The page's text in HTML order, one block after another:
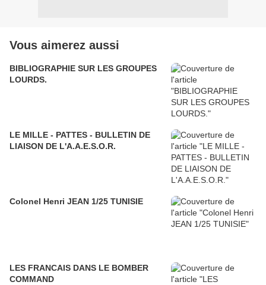
Vous aimerez aussi
BIBLIOGRAPHIE SUR LES GROUPES
LOURDS.
LE MILLE - PATTES - BULLETIN DE
LIAISON DE L'A.A.E.S.O.R.
Colonel Henri JEAN 1/25 TUNISIE
LES FRANCAIS DANS LE BOMBER
COMMAND